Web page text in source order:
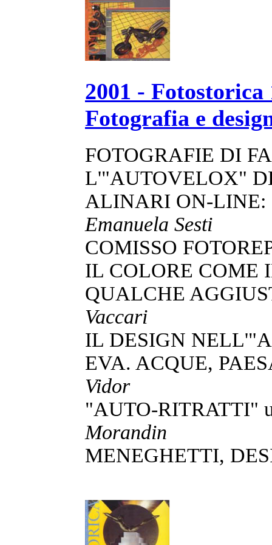
2001 -
Fotografia e
FOTOGRAFIE DI
L'"AUTOVELOX"
ALINARI ON-LINE:
Emanuela Sesti
COMISSO
IL COLORE COME
QUALCHE
Vaccari
IL DESIGN
EVA. ACQUE,
Vidor
"AUTO-RITRATTI"
Morandin
MENEGHETTI,